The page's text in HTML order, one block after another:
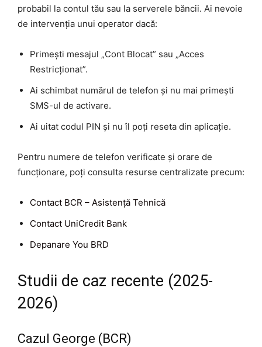
probabil la contul tău sau la serverele băncii. Ai nevoie
de intervenția unui operator dacă:
Primești mesajul „Cont Blocat” sau „Acces
Restricționat”.
Ai schimbat numărul de telefon și nu mai primești
SMS-ul de activare.
Ai uitat codul PIN și nu îl poți reseta din aplicație.
Pentru numere de telefon verificate și orare de
funcționare, poți consulta resurse centralizate precum:
Contact BCR – Asistență Tehnică
Contact UniCredit Bank
Depanare You BRD
Studii de caz recente (2025-
2026)
Cazul George (BCR)